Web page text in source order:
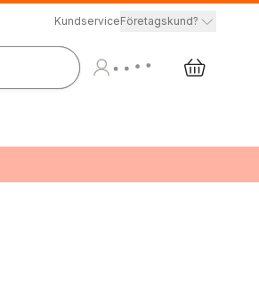
KundserviceFöretagskund?